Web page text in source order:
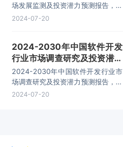
场发展监测及投资潜力预测报告，主
要包括行业市场竞争格局分析、领先
2024-07-20
2024-2030年中国软件开发
行业市场调查研究及投资潜力
预测报告
2024-2030年中国软件开发行业市
场调查研究及投资潜力预测报告，主
要包括企业发展概述、投资前景分
2024-07-20